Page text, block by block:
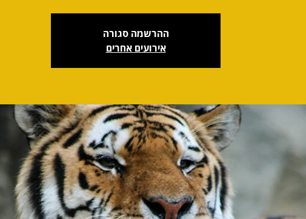
ההרשמה סגורה
אירועים אחרים